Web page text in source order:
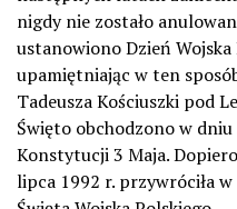
nigdy nie zostało
ustanowiono Dzień
upamiętniając w ten
Tadeusza Kościuszki pod
Święto obchodzono w
Konstytucji 3 Maja.
lipca 1992 r. przywróciła